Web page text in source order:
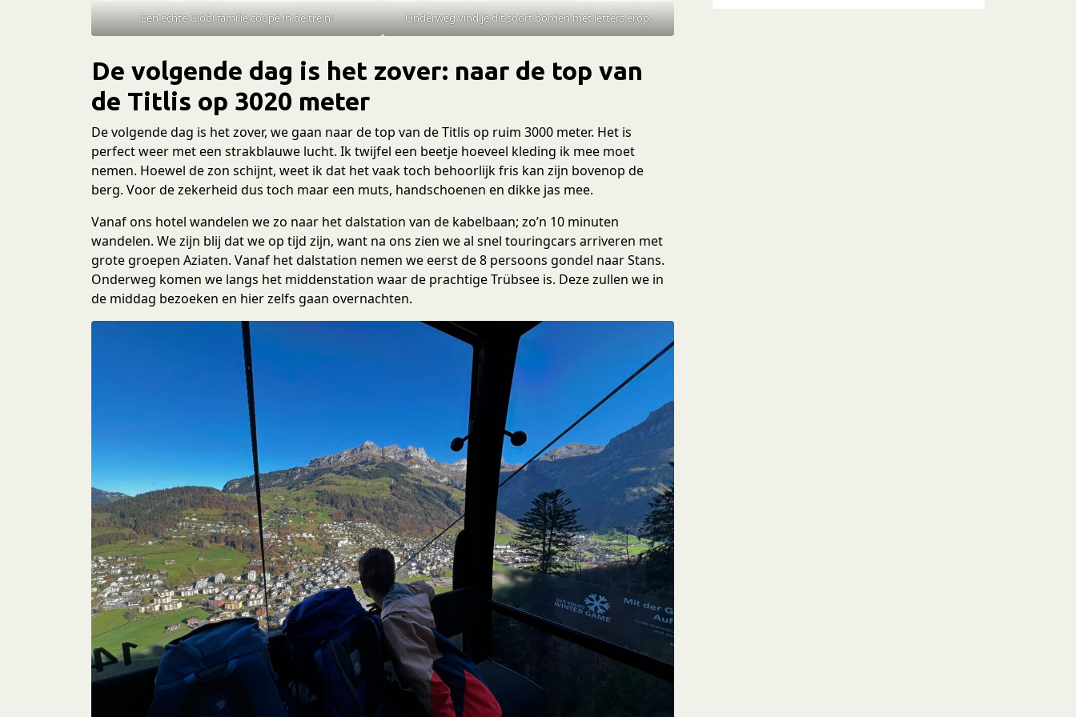
c
t
e
Een echte Globi familie coupé in de trein! Onderweg vind je dit soort borden met letters erop.
De volgende dag is het zover: naar de top van
de Titlis op 3020 meter
De volgende dag is het zover, we gaan naar de top van de Titlis op ruim 3000 meter. Het is
perfect weer met een strakblauwe lucht. Ik twijfel een beetje hoeveel kleding ik mee moet
nemen. Hoewel de zon schijnt, weet ik dat het vaak toch behoorlijk fris kan zijn bovenop de
berg. Voor de zekerheid dus toch maar een muts, handschoenen en dikke jas mee.
Vanaf ons hotel wandelen we zo naar het dalstation van de kabelbaan; zo’n 10 minuten
wandelen. We zijn blij dat we op tijd zijn, want na ons zien we al snel touringcars arriveren met
grote groepen Aziaten. Vanaf het dalstation nemen we eerst de 8 persoons gondel naar Stans.
Onderweg komen we langs het middenstation waar de prachtige Trübsee is. Deze zullen we in
de middag bezoeken en hier zelfs gaan overnachten.